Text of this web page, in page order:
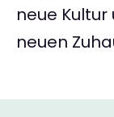
neue
neuen